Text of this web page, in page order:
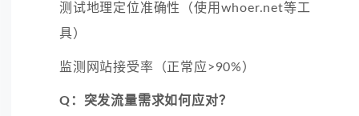
测试地理定位准确性（使用whoer.net等工
具）
监测网站接受率（正常应>90%）
Q：突发流量需求如何应对？